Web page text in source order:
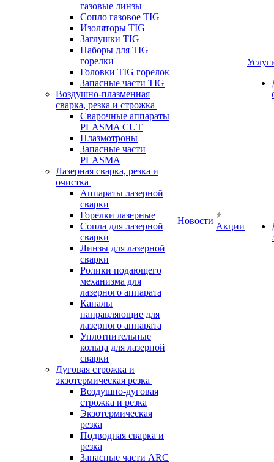
газовые линзы
Сопло газовое TIG
Изоляторы TIG
Заглушки TIG
Наборы для TIG
горелки
Головки TIG горелок
Запасные части TIG
Воздушно-плазменная
сварка, резка и строжка
Сварочные аппараты
PLASMA CUT
Плазмотроны
Запасные части
PLASMA
Лазерная сварка, резка и
очистка
Аппараты лазерной
сварки
Горелки лазерные
Сопла для лазерной
сварки
Линзы для лазерной
сварки
Ролики подающего
механизма для
лазерного аппарата
Каналы
направляющие для
лазерного аппарата
Уплотнительные
кольца для лазерной
сварки
Дуговая строжка и
экзотермическая резка
Воздушно-дуговая
строжка и резка
Экзотермическая
резка
Подводная сварка и
резка
Запасные части ARC
Новости
Акции